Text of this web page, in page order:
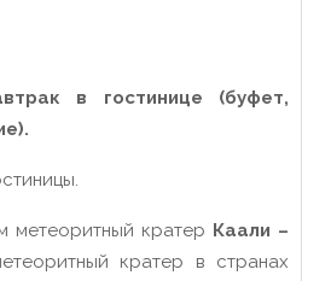
в гостинице (буфет,
метеоритный кратер Каали –
кратер в странах